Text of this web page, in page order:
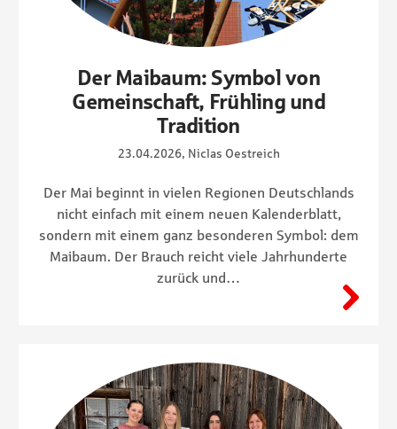
Der Maibaum: Symbol von
Gemeinschaft, Frühling und
Tradition
23.04.2026, Niclas Oestreich
Der Mai beginnt in vielen Regionen Deutschlands
nicht einfach mit einem neuen Kalenderblatt,
sondern mit einem ganz besonderen Symbol: dem
Maibaum. Der Brauch reicht viele Jahrhunderte
zurück und…